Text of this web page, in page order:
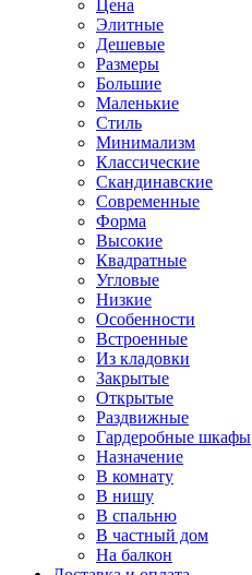
Цена
Элитные
Дешевые
Размеры
Большие
Маленькие
Стиль
Минимализм
Классические
Скандинавские
Современные
Форма
Высокие
Квадратные
Угловые
Низкие
Особенности
Встроенные
Из кладовки
Закрытые
Открытые
Раздвижные
Гардеробные шкафы
Назначение
В комнату
В нишу
В спальню
В частный дом
На балкон